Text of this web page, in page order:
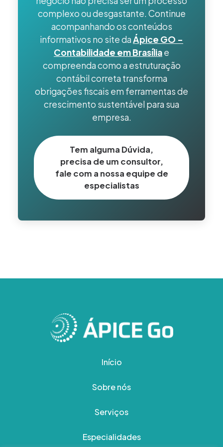
reconhecimento da receita e o recolhimento
tempestivo dos tributos incidentes.
complexo ou desgastante. Continue
acompanhando os conteúdos
informativos no site daÁpice GO –
Contabilidade em Brasíliae
compreenda como a estruturação
contábil correta transforma
obrigações fiscais em ferramentas de
crescimento sustentável para sua
empresa.
Tem alguma Dúvida,
precisa de um consultor,
fale com a nossa equipe de
especialistas
Início
Sobre nós
Serviços
Especialidades